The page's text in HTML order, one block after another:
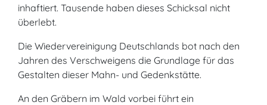
inhaftiert. Tausende haben dieses Schicksal nicht
überlebt.
Die Wiedervereinigung Deutschlands bot nach den
Jahren des Verschweigens die Grundlage für das
Gestalten dieser Mahn- und Gedenkstätte.
An den Gräbern im Wald vorbei führt ein